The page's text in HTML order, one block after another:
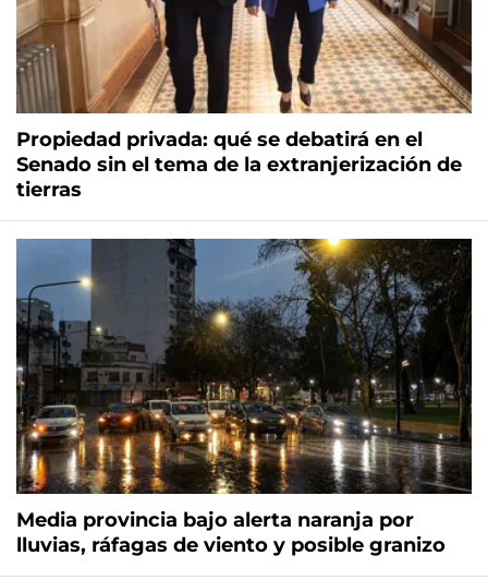
Propiedad privada: qué se debatirá en el
Senado sin el tema de la extranjerización de
tierras
Media provincia bajo alerta naranja por
lluvias, ráfagas de viento y posible granizo